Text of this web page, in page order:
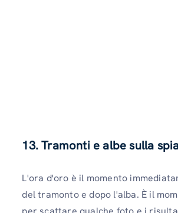
13. Tramonti e albe sulla
L'ora d'oro è il momento
del tramonto e dopo l'alba. È il